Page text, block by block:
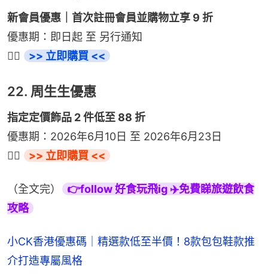
新會員優惠｜首次註冊會員並購物立享 9 折
優惠期：即日起 至 另行通知
👉🏻
>> 立即購買 <<
22. 周生生優惠
指定定價飾品 2 件低至 88 折
優惠期：2026年6月10日 至 2026年6月23日
👉🏻
>> 立即購買 <<
（全文完）
👉follow 好食玩飛ig ✈️免費睇旅遊飲食
攻略
小CK香港優惠碼｜精選款低至半價！8款包包鞋款推
介打造專屬風格